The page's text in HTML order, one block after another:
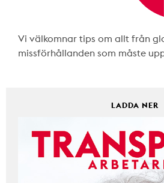
Vi välkomnar tips om allt från
missförhållanden som måste
LADDA NER